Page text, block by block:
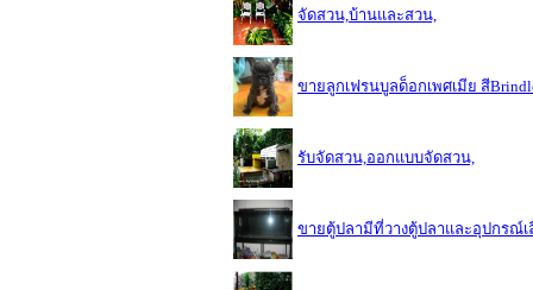
จัดสวน,บ้านและสวน,
ขายลูกเฟรนบูลด็อกเพศเมีย สี
รับจัดสวน,ออกแบบจัดสวน,
ขายตู้ปลามีที่วางตู้ปลาและอุปกรณ์เ